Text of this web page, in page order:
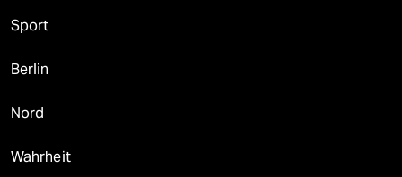
Sport
Berlin
Nord
Wahrheit